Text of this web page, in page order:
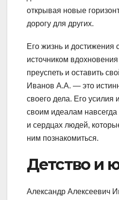
открывая новые
дорогу для других.
Его жизнь и достижения
источником вдохновения
преуспеть и оставить
Иванов А.А. — это
своего дела. Его усилия
своим идеалам навсегда
и сердцах людей,
ним познакомиться.
Детство и
Александр Алексеевич